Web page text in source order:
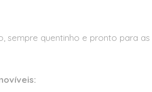
sempre quentinho e pronto para as